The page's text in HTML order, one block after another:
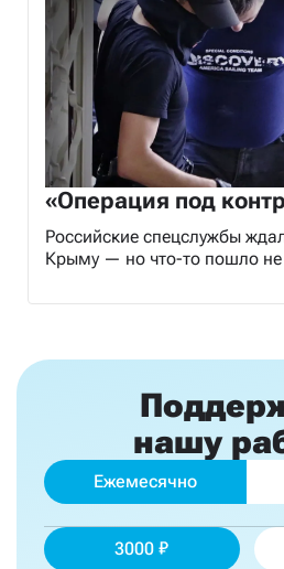
«Операция под
Российские спецслужбы
Крыму — но что-то пошло не
нашу
Ежемесячно
3000